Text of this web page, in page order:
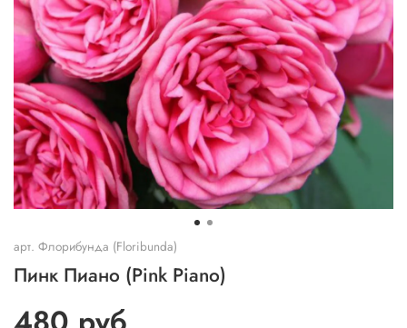
арт. Флорибунда (Floribunda)
Пинк Пиано (Pink Piano)